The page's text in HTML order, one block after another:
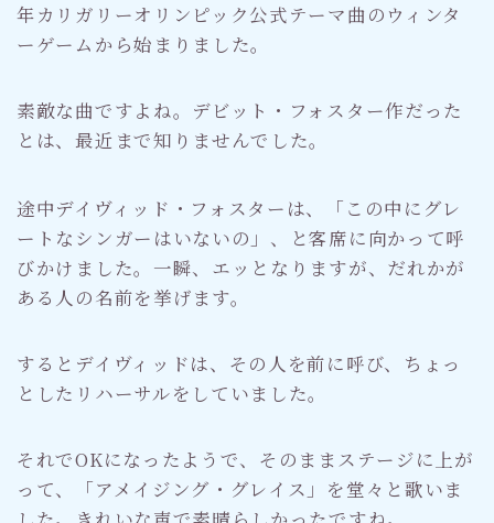
年カリガリーオリンピック公式テーマ曲のウィンタ
ーゲームから始まりました。
素敵な曲ですよね。デビット・フォスター作だった
とは、最近まで知りませんでした。
途中デイヴィッド・フォスターは、「この中にグレ
ートなシンガーはいないの」、と客席に向かって呼
びかけました。一瞬、エッとなりますが、だれかが
ある人の名前を挙げます。
するとデイヴィッドは、その人を前に呼び、ちょっ
としたリハーサルをしていました。
それでOKになったようで、そのままステージに上が
って、「アメイジング・グレイス」を堂々と歌いま